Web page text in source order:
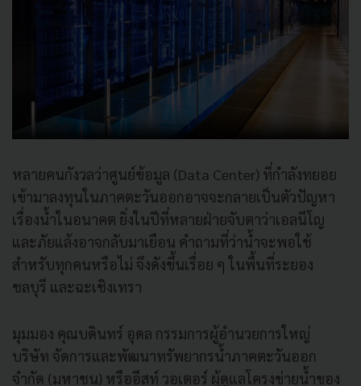
หลายคนกังวลว่าศูนย์ข้อมูล (Data Center) ที่กำลังทยอย
เข้ามาลงทุนในภาคตะวันออกอาจจะกลายเป็นตัวปัญหา
เรื่องน้ำในอนาคต ยิ่งในปีที่หลายฝ่ายจับตาว่าเอลนีโญ
และภัยแล้งอาจกลับมาเยือน คำถามที่ว่าน้ำจะพอใช้
สำหรับทุกคนหรือไม่ จึงดังขึ้นเรื่อย ๆ ในพื้นที่ระยอง
ชลบุรี และฉะเชิงเทรา
มุมมอง คุณบดินทร์ อุดล กรรมการผู้อำนวยการใหญ่
บริษัท จัดการและพัฒนาทรัพยากรน้ำภาคตะวันออก
จำกัด (มหาชน) หรืออีสท์ วอเตอร์ ผู้ดูแลโครงข่ายน้ำของ